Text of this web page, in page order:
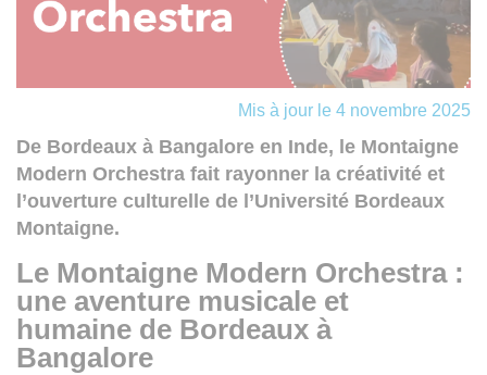
Mis à jour le 4 novembre 2025
De Bordeaux à Bangalore en Inde, le Montaigne
Modern Orchestra fait rayonner la créativité et
l’ouverture culturelle de l’Université Bordeaux
Montaigne.
Le Montaigne Modern Orchestra :
une aventure musicale et
humaine de Bordeaux à
Bangalore